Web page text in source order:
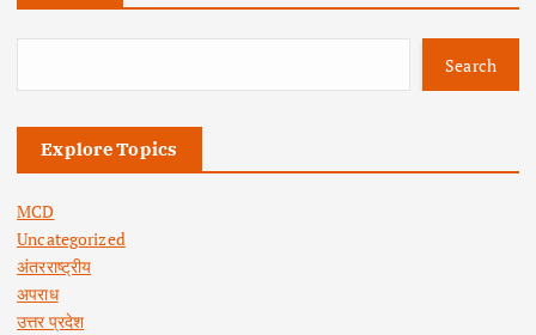
Search
Explore Topics
MCD
Uncategorized
अंतरराष्ट्रीय
अपराध
उत्तर प्रदेश